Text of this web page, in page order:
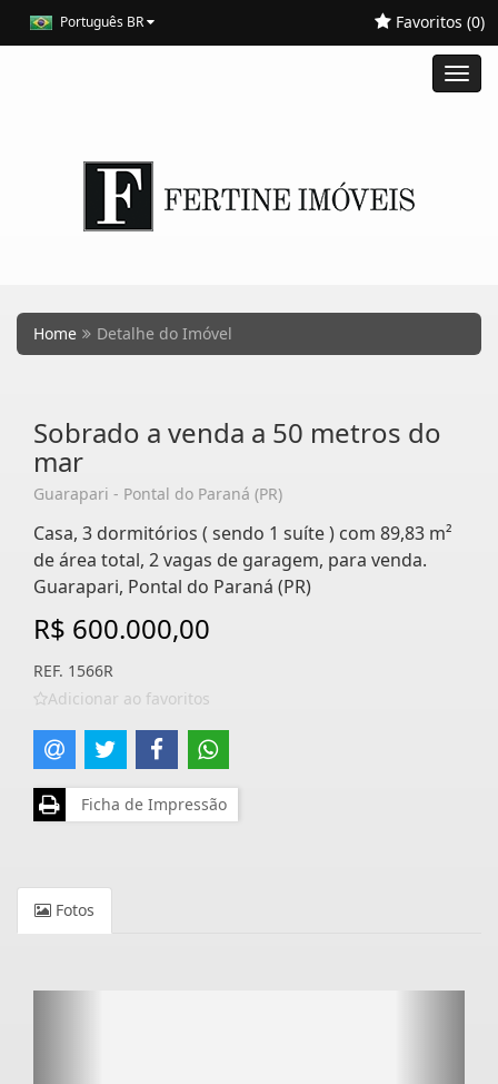
Português BR Favoritos (0)
Home Detalhe do Imóvel
Sobrado a venda a 50 metros do
mar
Guarapari - Pontal do Paraná (PR)
Casa, 3 dormitórios ( sendo 1 suíte ) com 89,83 m²
de área total, 2 vagas de garagem, para venda.
Guarapari, Pontal do Paraná (PR)
R$ 600.000,00
REF. 1566R
Adicionar ao favoritos
Ficha de Impressão
Fotos